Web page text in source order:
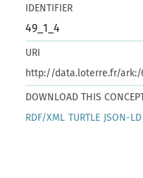
IDENTIFIER
49_1_4
URI
http://data.loterre.fr/ark:/
DOWNLOAD THIS
RDF/XML TURTLE JSON-LD